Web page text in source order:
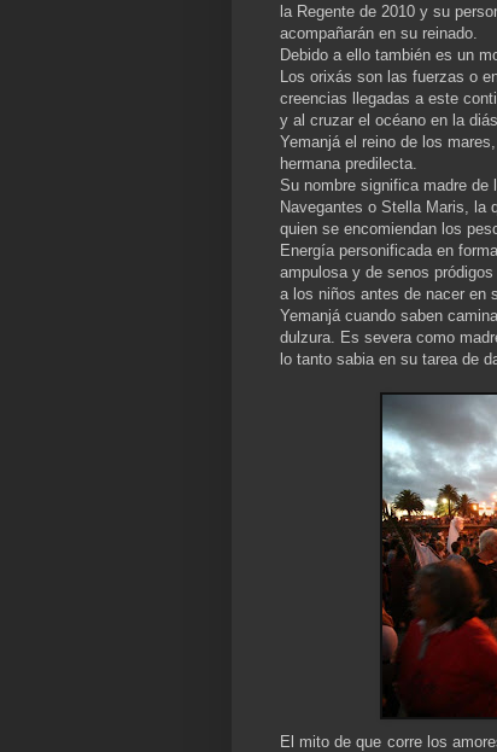
la Regente de 2010 y su
acompañarán en su reinado.
Debido a ello también es un
Los orixás son las fuerzas o
creencias llegadas a este
y al cruzar el océano en la
Yemanjá el reino de los
hermana predilecta.
Su nombre significa madre
Navegantes o Stella Maris, la
quien se encomiendan los
Energía personificada en
ampulosa y de senos
a los niños antes de nacer en
Yemanjá cuando saben
dulzura. Es severa como
lo tanto sabia en su tarea de
El mito de que corre los